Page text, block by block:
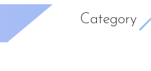
Category